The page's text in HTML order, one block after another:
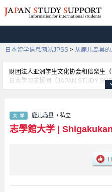
日本留学信息网站JPSS > 从鹿儿岛县
财团法人亚洲学生文化协会和倍楽生
日本学习支援网（JAPAN STUDY
约1300个学校的大学学部、大学院、
额、合格人数等考试信息，以及设施
都登载于此，请务必查阅和利用此网。
鹿儿岛县 / 私立
志學館大学|